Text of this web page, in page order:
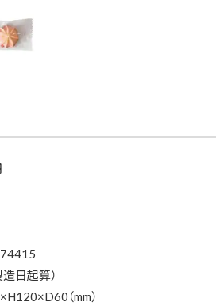
日起算）
（mm）